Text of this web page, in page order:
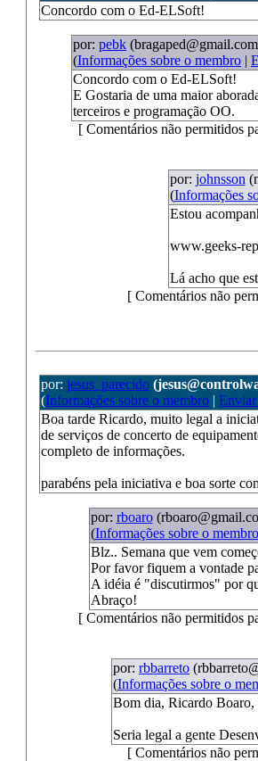
Concordo com o Ed-ELSoft!
por: pebk
(Informações sobre o membro |
Concordo com o Ed-ELSoft!
E Gostaria de uma maior
terceiros e programação OO.
[ Comentários não permitidos
por: johnsson
(Informações
Estou
www.geeks-
Lá acho que
[ Comentários não
por: jesus_parecido
(Informações sobre o membro| Enviar
Boa tarde Ricardo, muito legal a
de serviços de concerto de
completo de informações.
parabéns pela iniciativa e boa sorte
por: rboaro
(Informações sobre o membro
Blz.. Semana que vem
Por favor fiquem a vontade
A idéia é "discutirmos" por
Abraço!
[ Comentários não permitidos
por: rbbarreto
(Informações sobre o
Bom dia, Ricardo Boaro,
Seria legal a gente
[ Comentários não